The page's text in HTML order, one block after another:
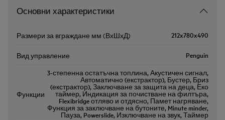
Основни характеристики
Размери за вграждане мм (ВхШхД) 212x780x490
Вид управление Penguin
Функции
3-степенна остатъчна топлина, Акустичен сигнал,
Автоматично (екстрактор), Бустер, Бриз
(екстрактор), Заключване за защита на деца, Еко
таймер, Индикация за почистване на филтъра,
Flexibridge отляво и отдясно, Памет нагряване,
Функция за заключване на бутоните, Minute minder,
Пауза, Powerslide, Изключване на звук, Таймер